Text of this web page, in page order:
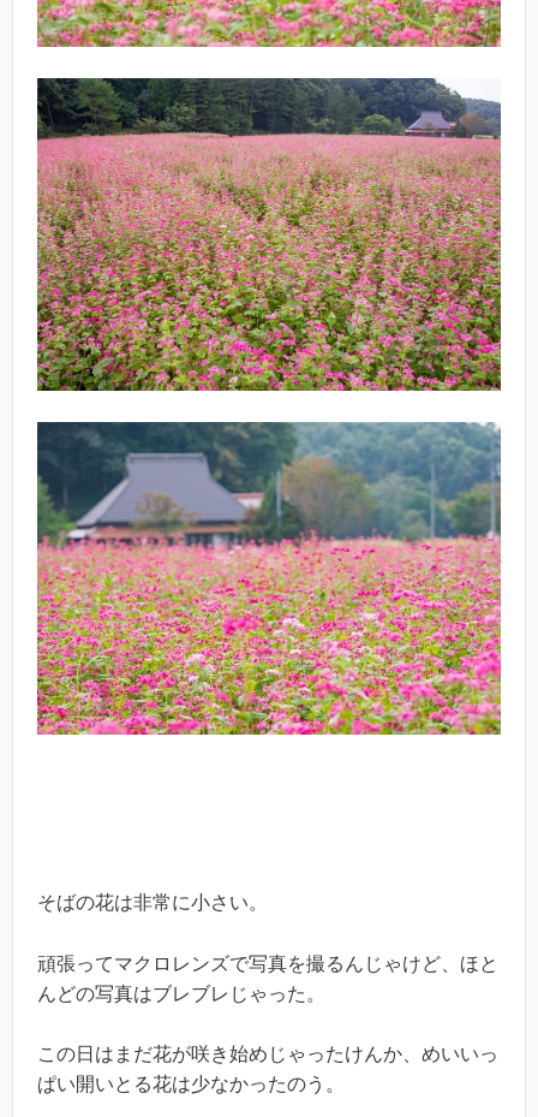
そばの花は非常に小さい。
頑張ってマクロレンズで写真を撮るんじゃけど、ほと
んどの写真はブレブレじゃった。
この日はまだ花が咲き始めじゃったけんか、めいいっ
ぱい開いとる花は少なかったのう。